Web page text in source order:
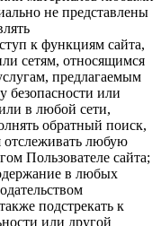
не представлены
к функциям сайта,
сетям, относящимся
предлагаемым
безопасности или
в любой сети,
обратный поиск,
отслеживать любую
Пользователе сайта;
в любых
подстрекать к
или другой